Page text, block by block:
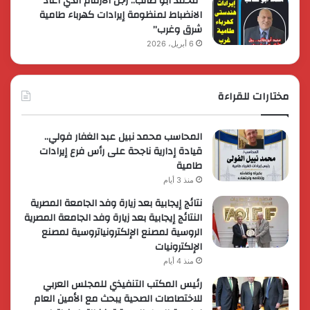
الانضباط لمنظومة إيرادات كهرباء طامية
شرق وغرب”
6 أبريل، 2026
مختارات للقراءة
المحاسب محمد نبيل عبد الغفار فولي..
قيادة إدارية ناجحة على رأس فرع إيرادات
طامية
منذ 3 أيام
نتائج إيجابية بعد زيارة وفد الجامعة المصرية
النتائج إيجابية بعد زيارة وفد الجامعة المصرية
الروسية لمصنع الإلكترونياتروسية لمصنع
الإلكترونيات
منذ 4 أيام
رئيس المكتب التنفيذي للمجلس العربي
للاختصاصات الصحية يبحث مع الأمين العام